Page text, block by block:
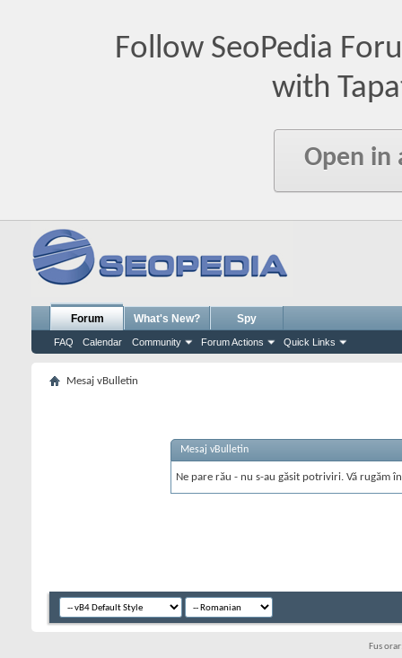
Follow SeoPedia
with
Open in
Forum
FAQ Calendar Community Forum Actions Quick Links
What's New? Spy
Mesaj vBulletin
Mesaj vBulletin
Ne pare rău - nu s-au găsit potriviri. Vă rugăm
Fus